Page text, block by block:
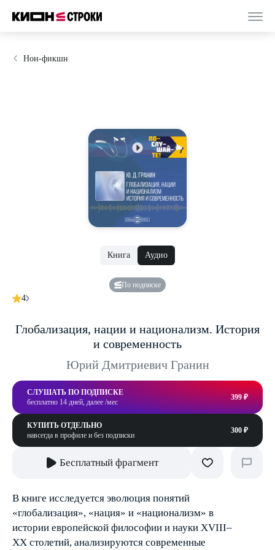
Нон-фикшн
Книга Аудио
По подписке
4
Глобализация, нации и национализм. История
и современность
Юрий Дмитриевич Гранин
СЛУШАТЬ ПО ПОДПИСКЕ
бесплатно 14 дней, далее /мес
399 ₽
КУПИТЬ ОТДЕЛЬНО
навсегда в профиле и без подписки
300 ₽
Бесплатный фрагмент
В книге исследуется эволюция понятий
«глобализация», «нация» и «национализм» в
истории европейской философии и науки XVIII–
XX столетий, анализируются современные